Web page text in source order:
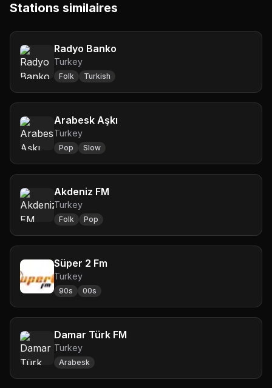
Stations similaires
Radyo Banko
Turkey
Folk Turkish
Arabesk Aşkı
Turkey
Pop Slow
Akdeniz FM
Turkey
Folk Pop
Süper 2 Fm
Turkey
90s 00s
Damar Türk FM
Turkey
Arabesk